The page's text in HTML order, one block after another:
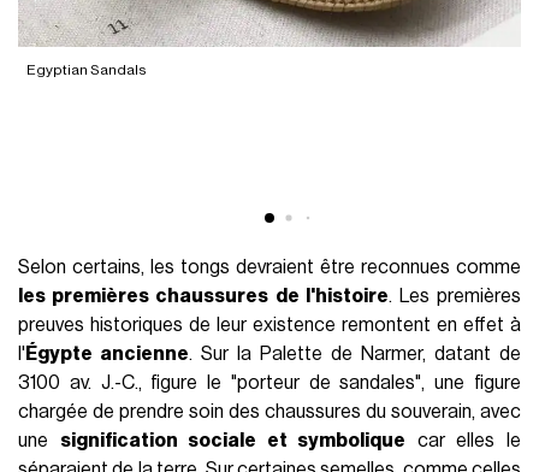
Egyptian Sandals
Selon certains, les tongs devraient être reconnues comme
les premières chaussures de l'histoire. Les premières
preuves historiques de leur existence remontent en effet à
l' Égypte ancienne. Sur la Palette de Narmer, datant de
3100 av. J.-C., figure le "porteur de sandales", une figure
chargée de prendre soin des chaussures du souverain, avec
une signification sociale et symbolique car elles le